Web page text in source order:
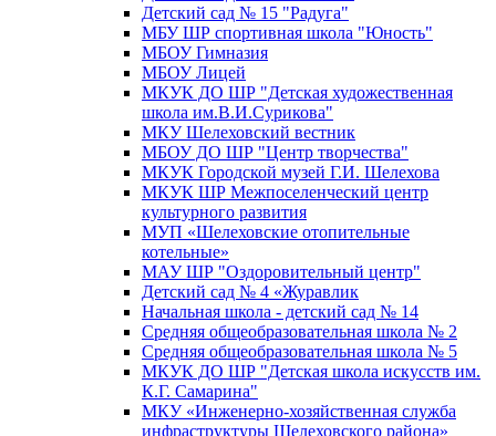
Детский сад № 15 "Радуга"
МБУ ШР спортивная школа "Юность"
МБОУ Гимназия
МБОУ Лицей
МКУК ДО ШР "Детская художественная
школа им.В.И.Сурикова"
МКУ Шелеховский вестник
МБОУ ДО ШР "Центр творчества"
МКУК Городской музей Г.И. Шелехова
МКУК ШР Межпоселенческий центр
культурного развития
МУП «Шелеховские отопительные
котельные»
МАУ ШР "Оздоровительный центр"
Детский сад № 4 «Журавлик
Начальная школа - детский сад № 14
Средняя общеобразовательная школа № 2
Средняя общеобразовательная школа № 5
МКУК ДО ШР "Детская школа искусств им.
К.Г. Самарина"
МКУ «Инженерно-хозяйственная служба
инфраструктуры Шелеховского района»